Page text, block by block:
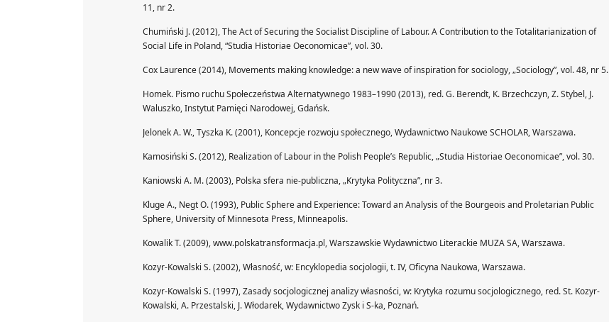
11, nr 2.
Chumiński J. (2012), The Act of Securing the Socialist Discipline of Labour. A Contribution to the Totalitarianization of
Social Life in Poland, “Studia Historiae Oeconomicae”, vol. 30.
Cox Laurence (2014), Movements making knowledge: a new wave of inspiration for sociology, „Sociology”, vol. 48, nr 5.
Homek. Pismo ruchu Społeczeństwa Alternatywnego 1983–1990 (2013), red. G. Berendt, K. Brzechczyn, Z. Stybel, J.
Waluszko, Instytut Pamięci Narodowej, Gdańsk.
Jelonek A. W., Tyszka K. (2001), Koncepcje rozwoju społecznego, Wydawnictwo Naukowe SCHOLAR, Warszawa.
Kamosiński S. (2012), Realization of Labour in the Polish People’s Republic, „Studia Historiae Oeconomicae”, vol. 30.
Kaniowski A. M. (2003), Polska sfera nie-publiczna, „Krytyka Polityczna”, nr 3.
Kluge A., Negt O. (1993), Public Sphere and Experience: Toward an Analysis of the Bourgeois and Proletarian Public
Sphere, University of Minnesota Press, Minneapolis.
Kowalik T. (2009), www.polskatransformacja.pl, Warszawskie Wydawnictwo Literackie MUZA SA, Warszawa.
Kozyr-Kowalski S. (2002), Własność, w: Encyklopedia socjologii, t. IV, Oficyna Naukowa, Warszawa.
Kozyr-Kowalski S. (1997), Zasady socjologicznej analizy własności, w: Krytyka rozumu socjologicznego, red. St. Kozyr-
Kowalski, A. Przestalski, J. Włodarek, Wydawnictwo Zysk i S-ka, Poznań.